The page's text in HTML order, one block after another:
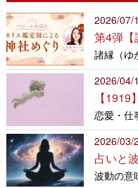
2026/07/
第4弾【
諸縁（ゆ
2026/04/
【
恋愛・仕
2026/03/
占いと
波動の意